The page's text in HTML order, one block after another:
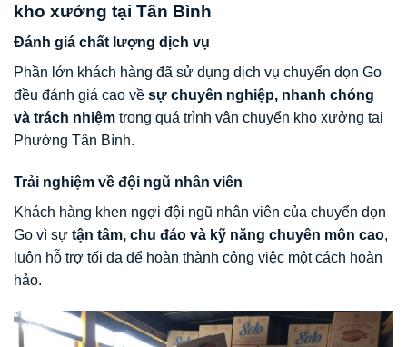
kho xưởng tại Tân Bình
Đánh giá chất lượng dịch vụ
Phần lớn khách hàng đã sử dụng dịch vụ chuyển dọn Go
đều đánh giá cao về sự chuyên nghiệp, nhanh chóng
và trách nhiệm trong quá trình vận chuyển kho xưởng tại
Phường Tân Bình.
Trải nghiệm về đội ngũ nhân viên
Khách hàng khen ngợi đội ngũ nhân viên của chuyển dọn
Go vì sự tận tâm, chu đáo và kỹ năng chuyên môn cao,
luôn hỗ trợ tối đa để hoàn thành công việc một cách hoàn
hảo.